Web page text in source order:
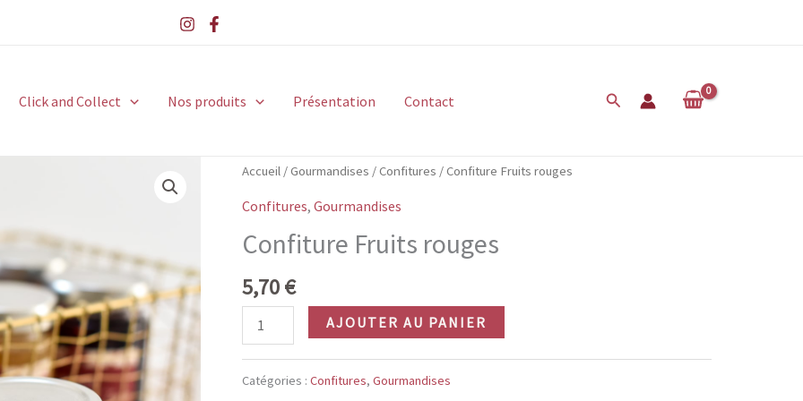
Click and Collect Nos produits Présentation Contact Rechercher
Accueil/Gourmandises /Confitures / Confiture Fruits rouges
Confitures, Gourmandises
Confiture Fruits rouges
5,70€
quantité
de
Confiture
AJOUTER AU PANIER
Catégories : Confitures, Gourmandises